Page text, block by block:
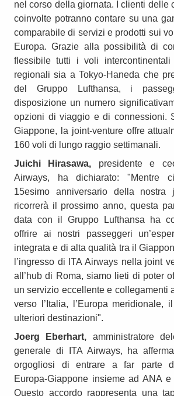
nel corso della giornata. I clienti delle
coinvolte potranno contare su una
comparabile di servizi e prodotti sui
Europa. Grazie alla possibilità di
flessibile tutti i voli
regionali sia a Tokyo-Haneda che
del Gruppo Lufthansa, i
disposizione un numero
opzioni di viaggio e di connessioni.
Giappone, la joint-venture offre
160 voli di lungo raggio settimanali.
Juichi Hirasawa, presidente e
Airways, ha dichiarato: "Mentre
15esimo anniversario della nostra
ricorrerà il prossimo anno, questa
data con il Gruppo Lufthansa ha
offrire ai nostri passeggeri
integrata e di alta qualità tra il
l’ingresso di ITA Airways nella joint
all’hub di Roma, siamo lieti di poter
un servizio eccellente e collegamenti
verso l’Italia, l’Europa meridionale,
ulteriori destinazioni".
Joerg Eberhart, amministratore
generale di ITA Airways, ha
orgogliosi di entrare a far parte
Europa-Giappone insieme ad ANA e
Questo accordo rappresenta una